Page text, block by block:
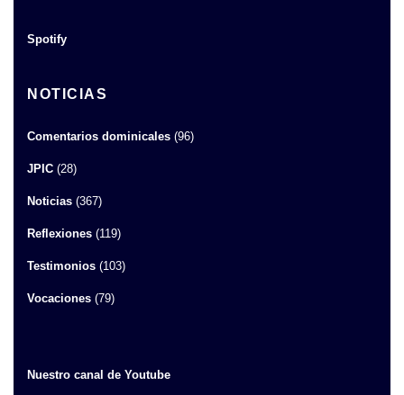
Spotify
NOTICIAS
Comentarios dominicales (96)
JPIC (28)
Noticias (367)
Reflexiones (119)
Testimonios (103)
Vocaciones (79)
Nuestro canal de Youtube